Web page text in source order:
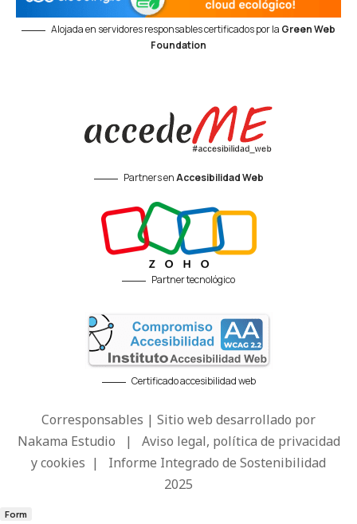
Alojada en servidores responsables certificados por la Green Web
Foundation
Partners enAccesibilidad Web
Partner tecnológico
Certificado accesibilidad web
Corresponsables | Sitio web desarrollado por
Nakama Estudio | Aviso legal, política de privacidad
y cookies | Informe Integrado de Sostenibilidad
2025
Form